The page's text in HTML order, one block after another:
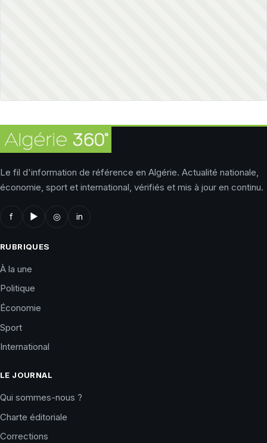
Le fil d'information de référence en Algérie. Actualité nationale,
économie, sport et international, vérifiés et mis à jour en continu.
f ▶ ◎ in
RUBRIQUES
À la une
Politique
Économie
Sport
International
LE JOURNAL
Qui sommes-nous ?
Charte éditoriale
Corrections